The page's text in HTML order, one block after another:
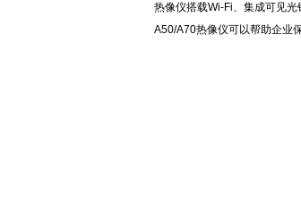
热像仪搭载Wi-Fi、集成可见光
A50/A70热像仪可以帮助企业